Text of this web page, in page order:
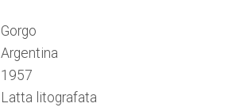
Gorgo
Argentina
1957
Latta litografata